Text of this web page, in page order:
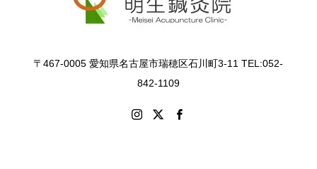
〒467-0005 愛知県名古屋市瑞穂区石川町3-11 TEL:052-
842-1109